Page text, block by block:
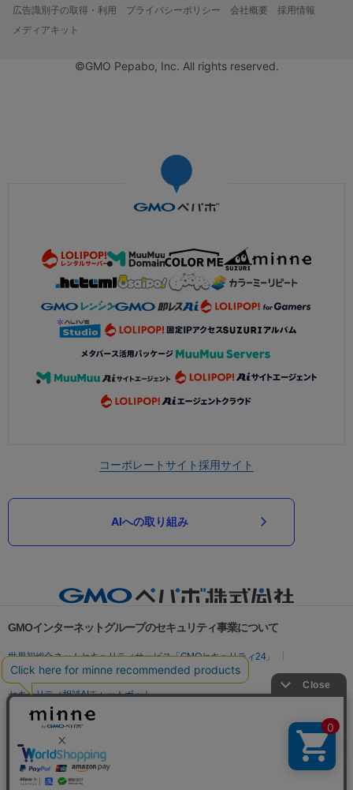
広告識別子の取得・利用
プライバシーポリシー 会社概要
採用情報
メディアキット
©GMO Pepabo, Inc. All rights reserved.
コーポレートサイト採用サイト
AIへの取り組み
GMOインターネットグループのセキュリティ事業について
世界初総合ネットセキュリティサービス「GMOセキュリティ24」
パスワード漏洩診断
Webサイトリスク診断
セキュリティ相談AIチャットボット
実在証明・盗聴対策
サイバー攻撃対策（GMO Flatt Security）
セキュリティ事業の軌跡